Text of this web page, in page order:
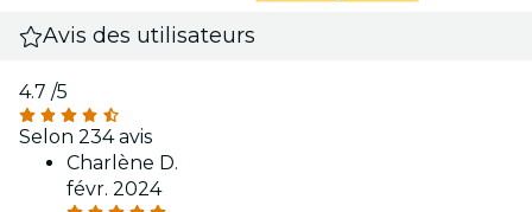
Avis des utilisateurs
4.7 /5
Selon 234 avis
Charlène D.
févr. 2024